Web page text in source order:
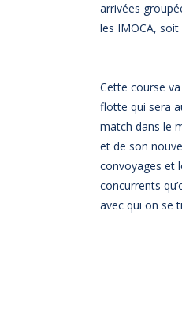
arrivées
les IMOCA, soit
Cette course
flotte qui sera
match dans le
et de son
convoyages et
concurrents
avec qui on se